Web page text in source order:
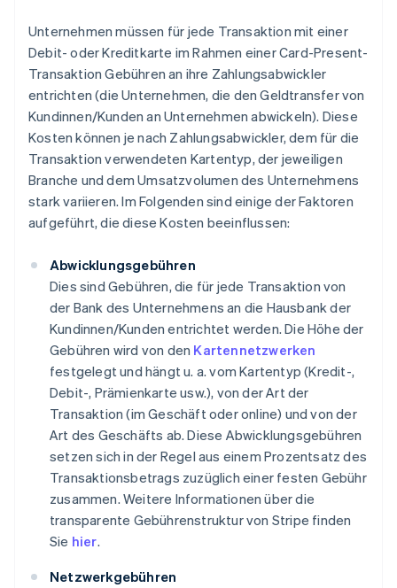
Unternehmen müssen für jede Transaktion mit einer
Debit- oder Kreditkarte im Rahmen einer Card-Present-
Transaktion Gebühren an ihre Zahlungsabwickler
entrichten (die Unternehmen, die den Geldtransfer von
Kundinnen/Kunden an Unternehmen abwickeln). Diese
Kosten können je nach Zahlungsabwickler, dem für die
Transaktion verwendeten Kartentyp, der jeweiligen
Branche und dem Umsatzvolumen des Unternehmens
stark variieren. Im Folgenden sind einige der Faktoren
aufgeführt, die diese Kosten beeinflussen:
Abwicklungsgebühren
Dies sind Gebühren, die für jede Transaktion von
der Bank des Unternehmens an die Hausbank der
Kundinnen/Kunden entrichtet werden. Die Höhe der
Gebühren wird von den Kartennetzwerken
festgelegt und hängt u. a. vom Kartentyp (Kredit-,
Debit-, Prämienkarte usw.), von der Art der
Transaktion (im Geschäft oder online) und von der
Art des Geschäfts ab. Diese Abwicklungsgebühren
setzen sich in der Regel aus einem Prozentsatz des
Transaktionsbetrags zuzüglich einer festen Gebühr
zusammen. Weitere Informationen über die
transparente Gebührenstruktur von Stripe finden
Sie hier.
Netzwerkgebühren